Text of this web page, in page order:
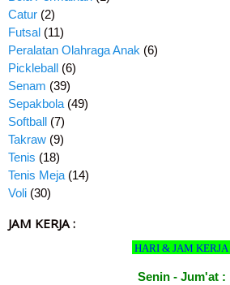
Catur (2)
Futsal (11)
Peralatan Olahraga Anak (6)
Pickleball (6)
Senam (39)
Sepakbola(49)
Softball (7)
Takraw (9)
Tenis (18)
Tenis Meja(14)
Voli (30)
JAM KERJA :
HARI & JAM KERJA
Senin - Jum'at :